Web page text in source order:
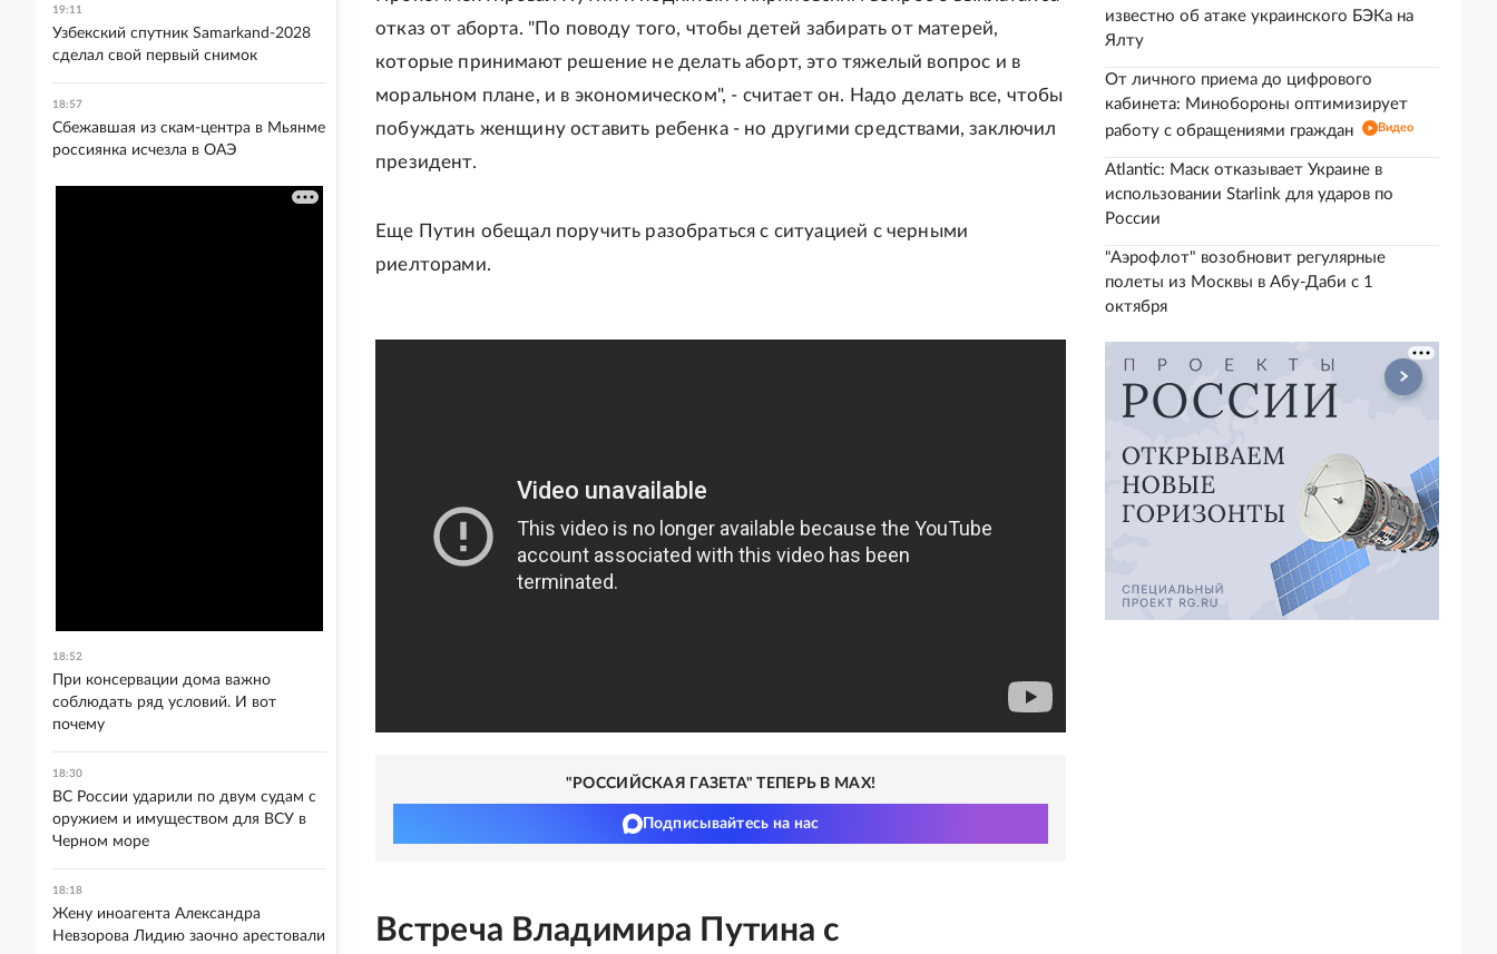
отказ от аборта. "По поводу того, чтобы детей забирать от матерей,
которые принимают решение не делать аборт, это тяжелый вопрос и в
моральном плане, и в экономическом", - считает он. Надо делать все, чтобы
побуждать женщину оставить ребенка - но другими средствами, заключил
президент.
Еще Путин обещал поручить разобраться с ситуацией с черными
риелторами.
"РОССИЙСКАЯ ГАЗЕТА" ТЕПЕРЬ В MAX!
Подписывайтесь на нас
Встреча Владимира Путина с
известно об атаке украинского БЭКа на
Ялту
От личного приема до цифрового
кабинета: Минобороны оптимизирует
работу с обращениями граждан
Видео
Atlantic: Маск отказывает Украине в
использовании Starlink для ударов по
России
"Аэрофлот" возобновит регулярные
полеты из Москвы в Абу-Даби с 1
октября
19:11
Узбекский спутник Samarkand-2028
сделал свой первый снимок
18:57
Сбежавшая из скам-центра в Мьянме
россиянка исчезла в ОАЭ
18:52
При консервации дома важно
соблюдать ряд условий. И вот
почему
18:30
ВС России ударили по двум судам с
оружием и имуществом для ВСУ в
Черном море
18:18
Жену иноагента Александра
Невзорова Лидию заочно арестовали